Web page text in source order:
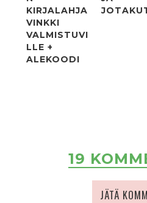
KIRJALAHJA
VINKKI
VALMISTUVI
LLE +
ALEKOODI
19
JÄTÄ